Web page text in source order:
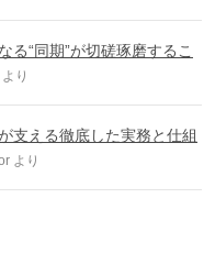
“同期”が切磋琢磨するこ
より
支える徹底した実務と仕組
より